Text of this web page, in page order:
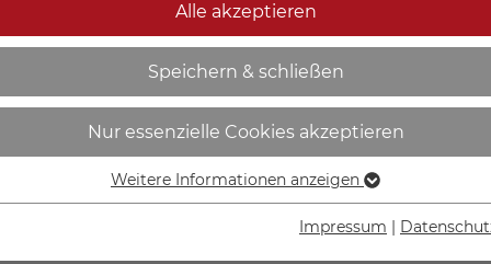
auf Bogen |
IN DEN
Lieferzeit
Alle akzeptieren
Speichern & schließen
Nur essenzielle Cookies akzeptieren
Essenzielle Cookies werden für grundlegende Funktionen der
Weitere Informationen anzeigen
Impressum